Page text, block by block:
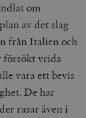
om
av det slag
från Italien och
försökt vrida
vara ett bevis
De har
rasar även i